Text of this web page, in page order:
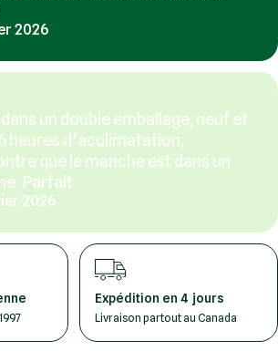
2026
un double emballage, neuf et
heures d’acclimatation,
que le manche est dans un
Parfait.
2026
Expédition en 4 jours
Livraison partout au Canada